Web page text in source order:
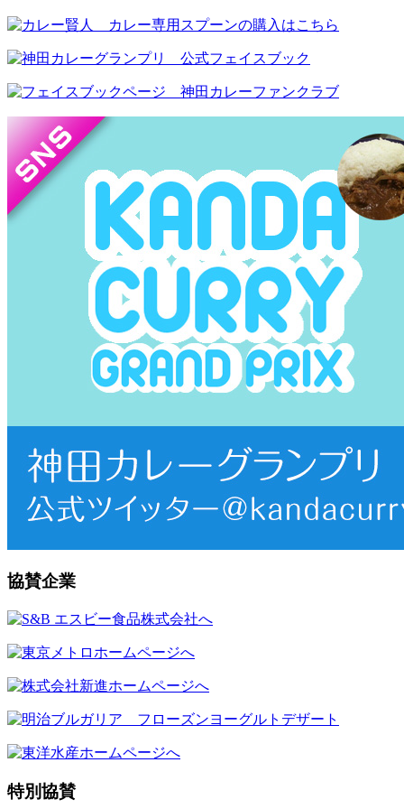
協賛企業
特別協賛